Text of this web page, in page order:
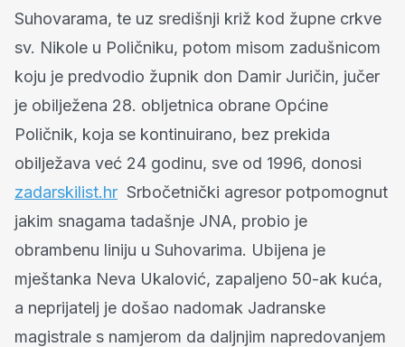
Suhovarama, te uz središnji križ kod župne crkve
sv. Nikole u Poličniku, potom misom zadušnicom
koju je predvodio župnik don Damir Juričin, jučer
je obilježena 28. obljetnica obrane Općine
Poličnik, koja se kontinuirano, bez prekida
obilježava već 24 godinu, sve od 1996, donosi
zadarskilist.hr Srbočetnički agresor potpomognut
jakim snagama tadašnje JNA, probio je
obrambenu liniju u Suhovarima. Ubijena je
mještanka Neva Ukalović, zapaljeno 50-ak kuća,
a neprijatelj je došao nadomak Jadranske
magistrale s namjerom da daljnjim napredovanjem